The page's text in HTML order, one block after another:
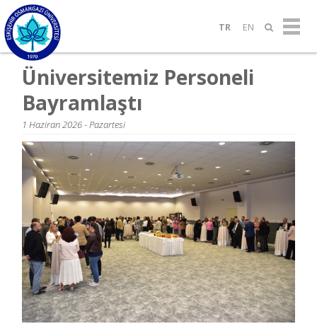
TR EN
Üniversitemiz Personeli
Bayramlaştı
1 Haziran 2026 - Pazartesi